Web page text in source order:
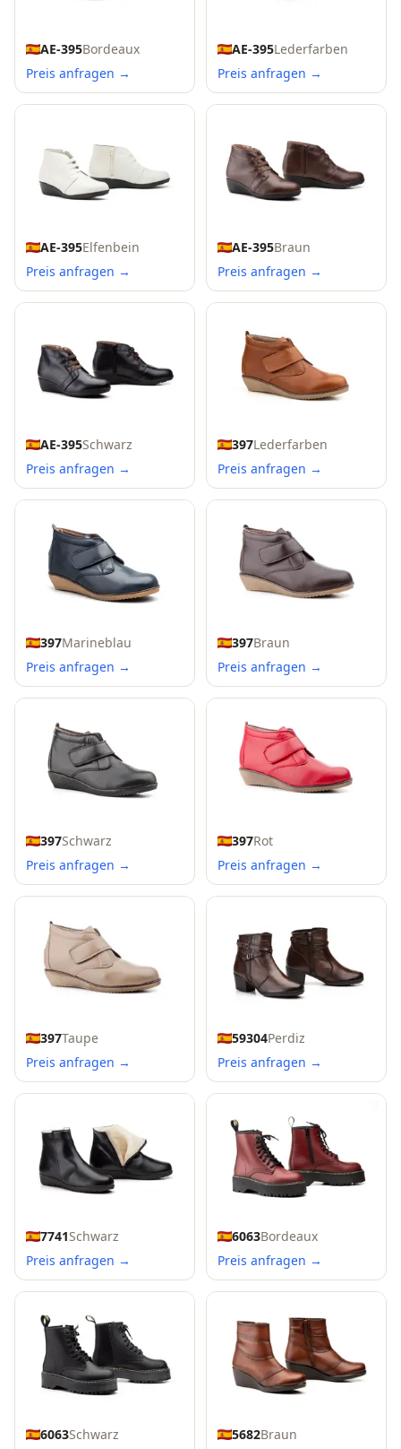
AE-395Bordeaux
Preis anfragen →
AE-395Lederfarben
Preis anfragen →
AE-395Elfenbein
Preis anfragen →
AE-395Braun
Preis anfragen →
AE-395Schwarz
Preis anfragen →
397Lederfarben
Preis anfragen →
397Marineblau
Preis anfragen →
397Braun
Preis anfragen →
397Schwarz
Preis anfragen →
397Rot
Preis anfragen →
397Taupe
Preis anfragen →
59304Perdiz
Preis anfragen →
7741Schwarz
Preis anfragen →
6063Bordeaux
Preis anfragen →
6063Schwarz
5682Braun